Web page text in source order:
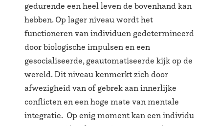
gedurende een heel leven de bovenhand kan
hebben. Op lager niveau wordt het
functioneren van individuen gedetermineerd
door biologische impulsen en een
gesocialiseerde, geautomatiseerde kijk op de
wereld. Dit niveau kenmerkt zich door
afwezigheid van of gebrek aan innerlijke
conflicten en een hoge mate van mentale
integratie. Op enig moment kan een individu